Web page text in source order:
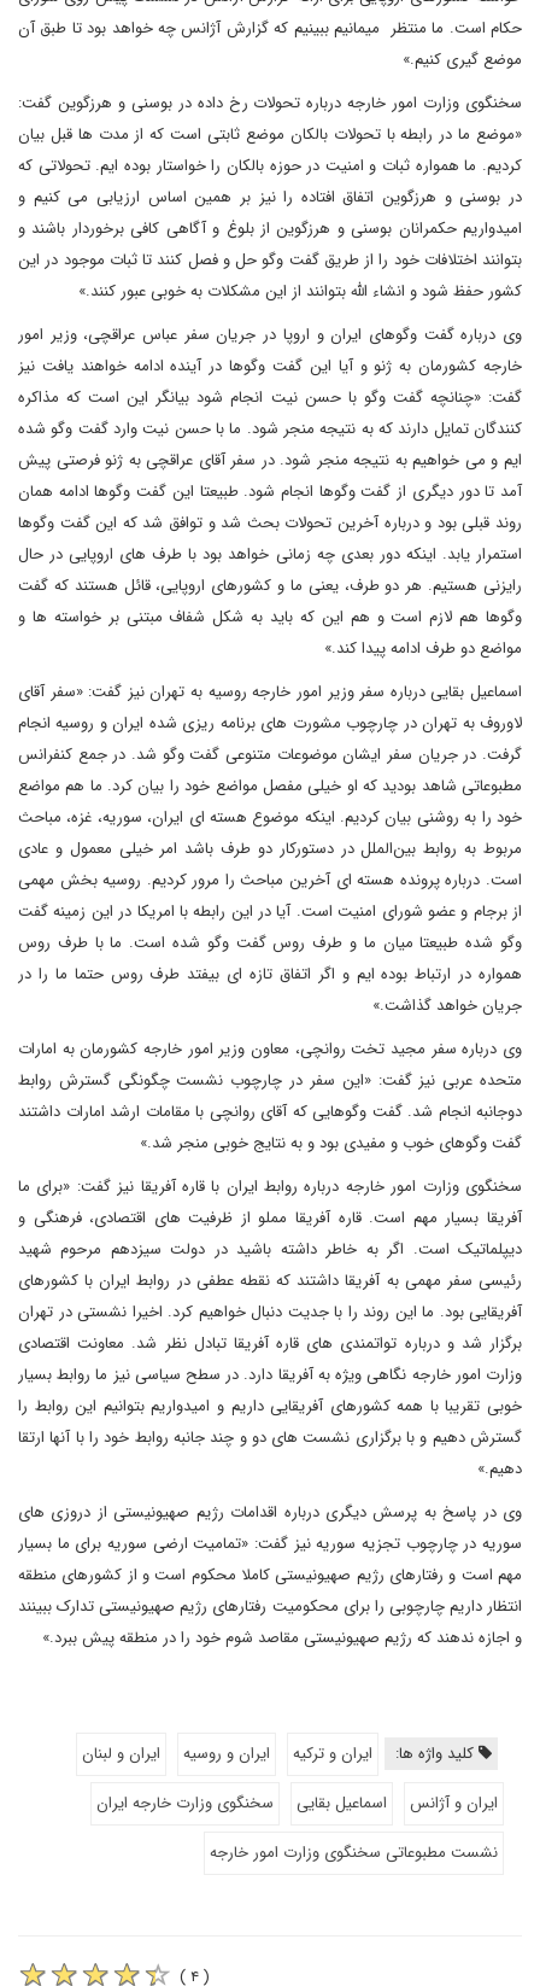
حکام است. ما منتظر میمانیم ببینیم که گزارش آژانس چه خواهد بود تا طبق آن
موضع گیری کنیم.»
سخنگوی وزارت امور خارجه درباره تحولات رخ داده در بوسنی و هرزگوین گفت:
«موضع ما در رابطه با تحولات بالکان موضع ثابتی است که از مدت ها قبل بیان
کردیم. ما همواره ثبات و امنیت در حوزه بالکان را خواستار بوده ایم. تحولاتی که
در بوسنی و هرزگوین اتفاق افتاده را نیز بر همین اساس ارزیابی می کنیم و
امیدواریم حکمرانان بوسنی و هرزگوین از بلوغ و آگاهی کافی برخوردار باشند و
بتوانند اختلافات خود را از طریق گفت وگو حل و فصل کنند تا ثبات موجود در این
کشور حفظ شود و انشاء الله بتوانند از این مشکلات به خوبی عبور کنند.»
وی درباره گفت وگوهای ایران و اروپا در جریان سفر عباس عراقچی، وزیر امور
خارجه کشورمان به ژنو و آیا این گفت وگوها در آینده ادامه خواهند یافت نیز
گفت: «چنانچه گفت وگو با حسن نیت انجام شود بیانگر این است که مذاکره
کنندگان تمایل دارند که به نتیجه منجر شود. ما با حسن نیت وارد گفت وگو شده
ایم و می خواهیم به نتیجه منجر شود. در سفر آقای عراقچی به ژنو فرصتی پیش
آمد تا دور دیگری از گفت وگوها انجام شود. طبیعتا این گفت وگوها ادامه همان
روند قبلی بود و درباره آخرین تحولات بحث شد و توافق شد که این گفت وگوها
استمرار یابد. اینکه دور بعدی چه زمانی خواهد بود با طرف های اروپایی در حال
رایزنی هستیم. هر دو طرف، یعنی ما و کشورهای اروپایی، قائل هستند که گفت
وگوها هم لازم است و هم این که باید به شکل شفاف مبتنی بر خواسته ها و
مواضع دو طرف ادامه پیدا کند.»
اسماعیل بقایی درباره سفر وزیر امور خارجه روسیه به تهران نیز گفت: «سفر آقای
لاوروف به تهران در چارچوب مشورت های برنامه ریزی شده ایران و روسیه انجام
گرفت. در جریان سفر ایشان موضوعات متنوعی گفت وگو شد. در جمع کنفرانس
مطبوعاتی شاهد بودید که او خیلی مفصل مواضع خود را بیان کرد. ما هم مواضع
خود را به روشنی بیان کردیم. اینکه موضوع هسته ای ایران، سوریه، غزه، مباحث
مربوط به روابط بین‌الملل در دستورکار دو طرف باشد امر خیلی معمول و عادی
است. درباره پرونده هسته ای آخرین مباحث را مرور کردیم. روسیه بخش مهمی
از برجام و عضو شورای امنیت است. آیا در این رابطه با امریکا در این زمینه گفت
وگو شده طبیعتا میان ما و طرف روس گفت وگو شده است. ما با طرف روس
همواره در ارتباط بوده ایم و اگر اتفاق تازه ای بیفتد طرف روس حتما ما را در
جریان خواهد گذاشت.»
وی درباره سفر مجید تخت روانچی، معاون وزیر امور خارجه کشورمان به امارات
متحده عربی نیز گفت: «این سفر در چارچوب نشست چگونگی گسترش روابط
دوجانبه انجام شد. گفت وگوهایی که آقای روانچی با مقامات ارشد امارات داشتند
گفت وگوهای خوب و مفیدی بود و به نتایج خوبی منجر شد.»
سخنگوی وزارت امور خارجه درباره روابط ایران با قاره آفریقا نیز گفت: «برای ما
آفریقا بسیار مهم است. قاره آفریقا مملو از ظرفیت های اقتصادی، فرهنگی و
دیپلماتیک است. اگر به خاطر داشته باشید در دولت سیزدهم مرحوم شهید
رئیسی سفر مهمی به آفریقا داشتند که نقطه عطفی در روابط ایران با کشورهای
آفریقایی بود. ما این روند را با جدیت دنبال خواهیم کرد. اخیرا نشستی در تهران
برگزار شد و درباره تواتمندی های قاره آفریقا تبادل نظر شد. معاونت اقتصادی
وزارت امور خارجه نگاهی ویژه به آفریقا دارد. در سطح سیاسی نیز ما روابط بسیار
خوبی تقریبا با همه کشورهای آفریقایی داریم و امیدواریم بتوانیم این روابط را
گسترش دهیم و با برگزاری نشست های دو و چند جانبه روابط خود را با آنها ارتقا
دهیم.»
وی در پاسخ به پرسش دیگری درباره اقدامات رژیم صهیونیستی از دروزی های
سوریه در چارچوب تجزیه سوریه نیز گفت: «تمامیت ارضی سوریه برای ما بسیار
مهم است و رفتارهای رژیم صهیونیستی کاملا محکوم است و از کشورهای منطقه
انتظار داریم چارچوبی را برای محکومیت رفتارهای رژیم صهیونیستی تدارک ببینند
و اجازه ندهند که رژیم صهیونیستی مقاصد شوم خود را در منطقه پیش ببرد.»
کلید واژه ها: ایران و ترکیه ایران و روسیه
ایران و لبنان
ایران و آژانس
اسماعیل بقایی
سخنگوی وزارت خارجه ایران
نشست مطبوعاتی سخنگوی وزارت امور خارجه
( ۴ )